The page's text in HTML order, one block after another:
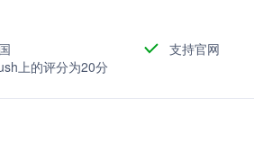
支持官网
上的评分为20分